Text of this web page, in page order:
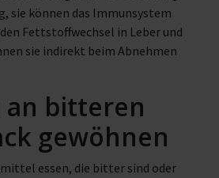
sie können das Immunsystem
Fettstoffwechsel in Leber und
sie indirekt beim Abnehmen
an bitteren
gewöhnen
essen, die bitter sind oder